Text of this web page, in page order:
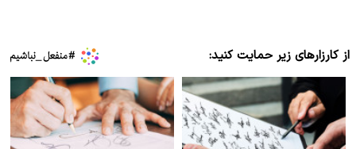
از کارزارهای زیر حمایت کنید: